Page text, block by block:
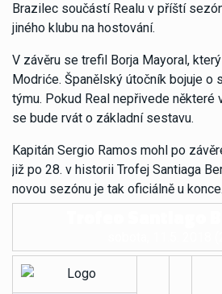
Brazilec součástí Realu v příští
jiného klubu na hostování.
V závěru se trefil Borja Mayoral,
Modriće. Španělský útočník bojuje o
týmu. Pokud Real nepřivede některé
se bude rvát o základní sestavu.
Kapitán Sergio Ramos mohl po
již po 28. v historii Trofej Santiaga
novou sezónu je tak oficiálně u konce.